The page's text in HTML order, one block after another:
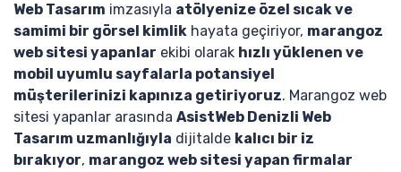
Web Tasarım imzasıyla atölyenize özel sıcak ve
samimi bir görsel kimlik hayata geçiriyor, marangoz
web sitesi yapanlar ekibi olarak hızlı yüklenen ve
mobil uyumlu sayfalarla potansiyel
müşterilerinizi kapınıza getiriyoruz. Marangoz web
sitesi yapanlar arasında AsistWeb Denizli Web
Tasarım uzmanlığıyla dijitalde kalıcı bir iz
bırakıyor, marangoz web sitesi yapan firmalar